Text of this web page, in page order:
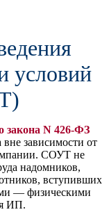
условий
закона N 426-ФЗ
вне зависимости от
СОУТ не
надомников,
вступивших
— физическими
ИП.